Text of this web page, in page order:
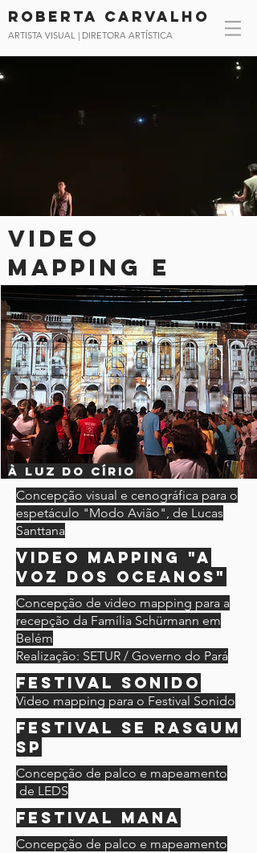
Roberta CArvalho
ARTISTA VISUAL | DIRETORA ARTÍSTICA
video
mapping e
cenografia
à luz do círio
Concepção visual e cenográfica para o
espetáculo "Modo Avião", de Lucas
Santtana
Video mapping "A
voz dos oceanos"
Concepção de video mapping para a
recepção da Família Schürmann em
Belém
Realização: SETUR / Governo do Pará
Festival sonido
Video mapping para o Festival Sonido
Festival Se Rasgum
SP
Concepção de palco e mapeamento
de LEDS
Festival MANA
Concepção de palco e mapeamento